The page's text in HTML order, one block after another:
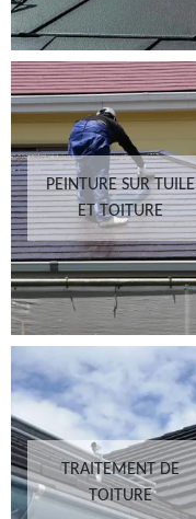
PEINTURE SUR TUILE
ET TOITURE
TRAITEMENT DE
TOITURE